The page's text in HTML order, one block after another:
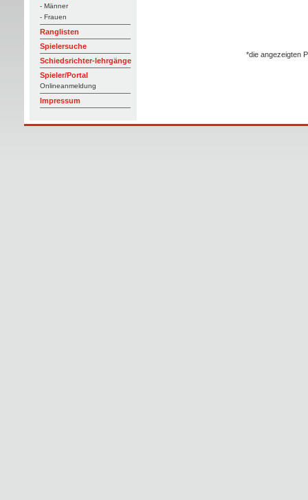
- Männer
- Frauen
Ranglisten
Spielersuche
Schiedsrichter-lehrgänge
Spieler/Portal
Onlineanmeldung
Impressum
*die angezeigten